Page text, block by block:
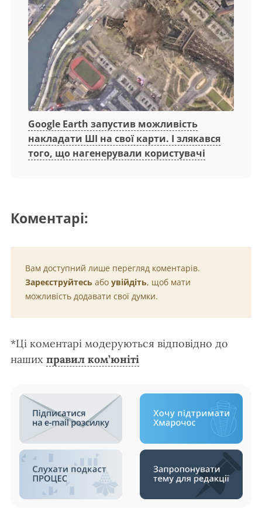
Google Earth запустив можливість
накладати ШІ на свої карти. І злякався
того, що нагенерували користувачі
Коментарі:
Вам доступний лише перегляд коментарів.
Зареєструйтесь або увійдіть, щоб мати
можливість додавати свої думки.
*Ці коментарі модеруються відповідно до
наших правил ком’юніті